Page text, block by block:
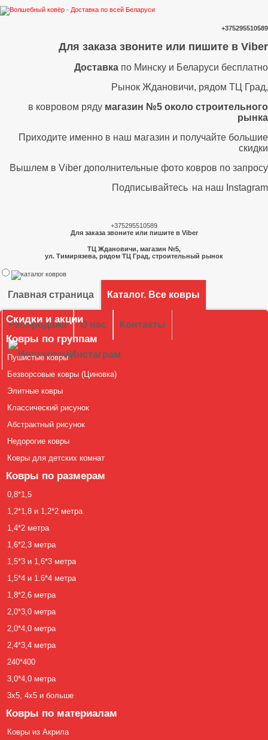
+375295510589
Для заказа звоните или пишите в Viber
Доставка по Минску и Беларуси бесплатно
Рынок Ждановичи, рядом ТЦ Град,
в ковровом ряду магазин №5 около строительного
рынка
Приходите именно в наш магазин и получайте большие
скидки
Вышлем в Viber дополнительные фото ковров по запросу
Подписывайтесь на наш Instagram
+375295510589
Для заказа звоните или пишите в Viber
ТЦ Ждановичи, магазин №5,
ул. Тимирязева, рядом ТЦ Град, строительный рынок
Главная страница Каталог. Все ковры
Распродажа О нас Контакты
Инстаграм
Скидки и акции
Ковры по группам
Пушистые ковры
Безворсовые ковры (Циновка)
Элитные ковры
Классический рисунок
Абстрактный рисунок
Недорогие ковры
Ковры для детских комнат
Ковры по размерам
0,8*1,5
1,2*1,8 и 1,2*2 метра
1,4*2 метра
1,6*2,3 метра
1,5*3 и 1,6*3 метра
1,5*4 и 1.6*4 метра
1,8*2,6 метра
2,0*3,0 метра
2,0*4,0 метра
2,4*3,4 метра
240*400
3,0*4,0 метра
3х5, 4х5 и больше
Ковры по материалам
Ковры из Акрила